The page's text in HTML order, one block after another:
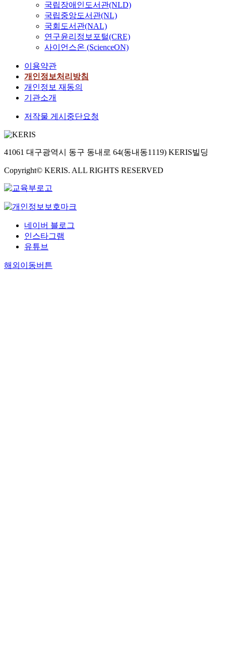
국립장애인도서관(NLD)
국립중앙도서관(NL)
국회도서관(NAL)
연구윤리정보포털(CRE)
사이언스온 (ScienceON)
이용약관
개인정보처리방침
개인정보 재동의
기관소개
저작물 게시중단요청
41061 대구광역시 동구 동내로 64(동내동1119) KERIS빌딩
Copyright© KERIS. ALL RIGHTS RESERVED
네이버 블로그
인스타그램
유튜브
해외이동버튼